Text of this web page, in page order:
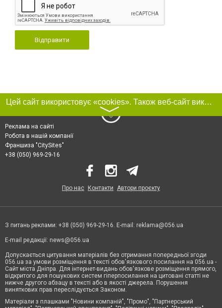
Відправити
Цей сайт використовує «cookies». Також веб-сайт використовує інтернет-сервіс для збору технічних даних стосовно відвідувачів з метою отримання маркетингової та статистичної інформації. Умови обробки даних відвідувачів сайту див.
〉
Реклама на сайті
Робота в нашій компанії
Франшиза "CitySites"
+38 (050) 969-29-16
Про нас Контакти Автори проєкту
З питань реклами: +38 (050) 969-29-16. E-mail: reklama@056.ua
E-mail редакції: news@056.ua
Допускається цитування матеріалів без отримання попередньої згоди
056.ua за умови розміщення в тексті обов'язкового посилання на 056.ua -
Сайт міста Дніпра. Для інтернет-видань обов'язкове розміщення прямого,
відкритого для пошукових систем гіперпосилання на цитовані статті не
нижче другого абзацу в тексті або в якості джерела. Порушення
виняткових прав переслідується Законом.
Матеріали з плашками "Новини компаній", "Промо", "Партнерський